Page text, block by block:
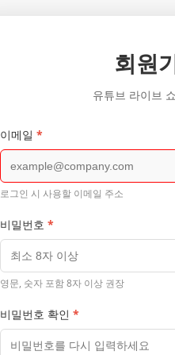
회원
유튜브 라이브
이메일 *
로그인 시 사용할 이메일 주소
비밀번호 *
영문, 숫자 포함 8자 이상 권장
비밀번호 확인 *